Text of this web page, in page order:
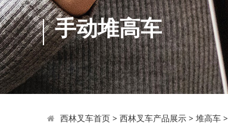
手动堆高车
西林叉车首页> 西林叉车产品展示> 堆高车>